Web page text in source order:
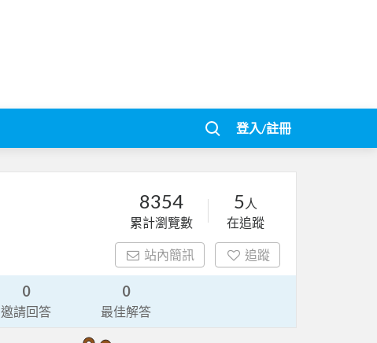
登入/註冊
8354
累計瀏覽數
5 人
在追蹤
站內簡訊 追蹤
0
邀請回答
0
最佳解答